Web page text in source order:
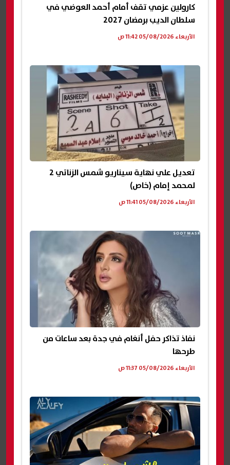
كارولين عزمي تقف أمام أحمد العوضي في
سلطان الديب برمضان 2027
الأربعاء 05/08/2026 11:42 ص
تعديل علي نهاية سيناريو شمس الزناتي 2
لمحمد إمام (خاص)
الأربعاء 05/08/2026 11:41 ص
نفاذ تذاكر حفل أنغام في جدة بعد ساعات من
طرحها
الأربعاء 05/08/2026 11:37 ص